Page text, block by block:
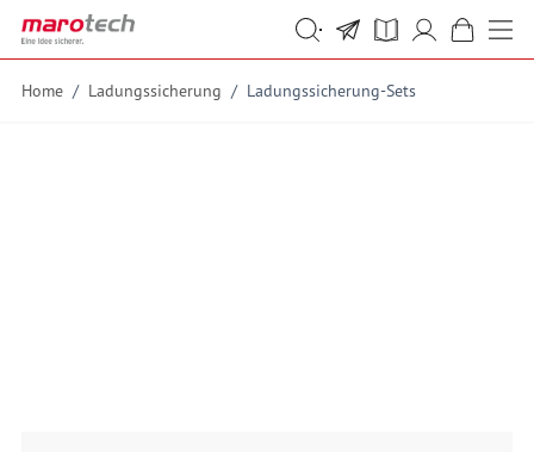
Skip to Content
Suche
Suche
Home / Ladungssicherung / Ladungssicherung-Sets